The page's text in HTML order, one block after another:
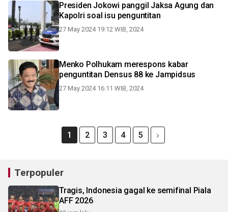
Presiden Jokowi panggil Jaksa Agung dan
Kapolri soal isu penguntitan
27 May 2024 19:12 WIB, 2024
Menko Polhukam merespons kabar
penguntitan Densus 88 ke Jampidsus
27 May 2024 16:11 WIB, 2024
1 2 3 4 5
Terpopuler
Tragis, Indonesia gagal ke semifinal Piala
AFF 2026